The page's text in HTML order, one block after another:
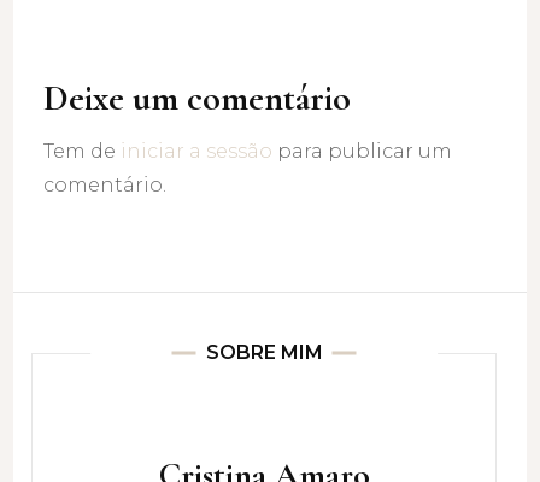
Deixe um comentário
Tem de iniciar a sessão para publicar um
comentário.
SOBRE MIM